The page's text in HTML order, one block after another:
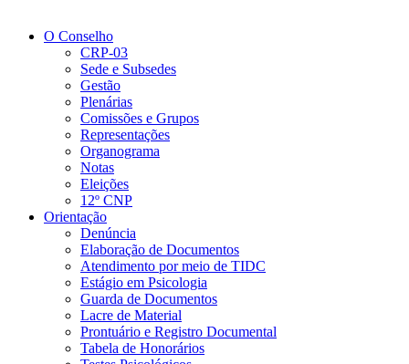
O Conselho
CRP-03
Sede e Subsedes
Gestão
Plenárias
Comissões e Grupos
Representações
Organograma
Notas
Eleições
12º CNP
Orientação
Denúncia
Elaboração de Documentos
Atendimento por meio de TIDC
Estágio em Psicologia
Guarda de Documentos
Lacre de Material
Prontuário e Registro Documental
Tabela de Honorários